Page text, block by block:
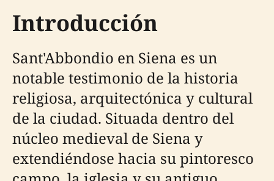
Introducción
Sant'Abbondio en Siena es un
notable testimonio de la historia
religiosa, arquitectónica y cultural
de la ciudad. Situada dentro del
núcleo medieval de Siena y
extendiéndose hacia su pintoresco